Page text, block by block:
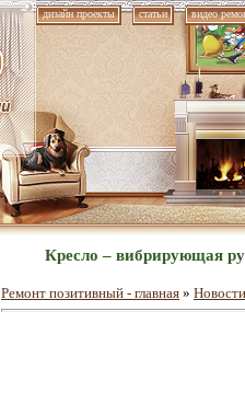
дизайн проекты статьи видео
Кресло – вибрирующая
Ремонт позитивный - главная »